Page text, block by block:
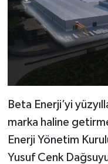
Beta Enerji’yi
marka haline
Enerji Yönetim
Yusuf Cenk